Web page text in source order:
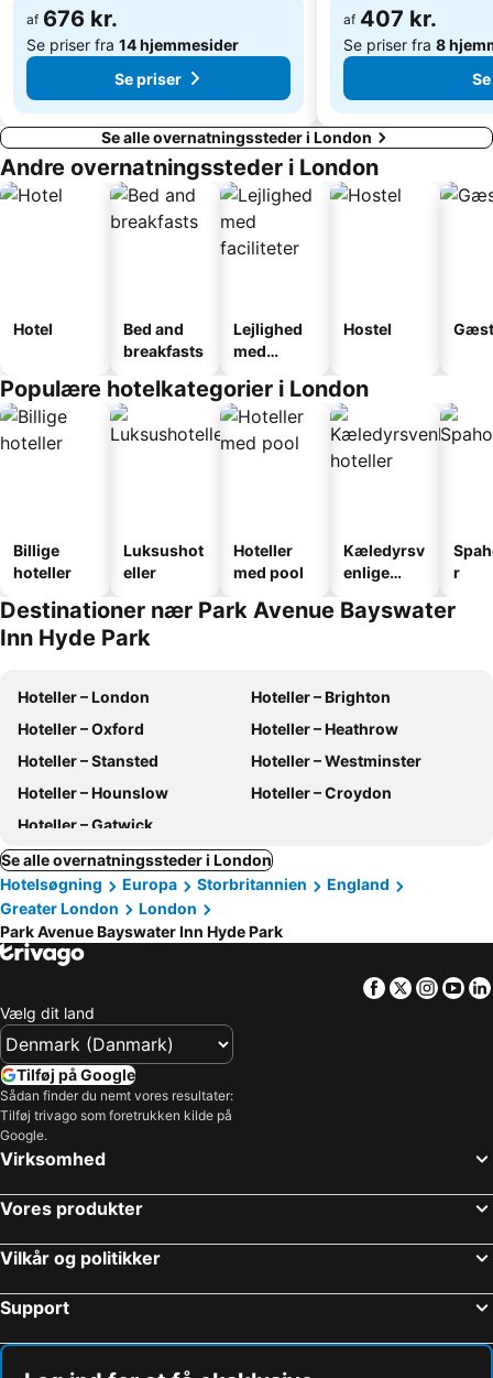
af 676 kr.
Se priser fra 14 hjemmesider
Se priser
af 407 kr.
Se priser fra 8
Se alle overnatningssteder i London
Andre overnatningssteder i London
Hotel
Bed and
breakfasts
Lejlighed
med
Hostel
Populære hotelkategorier i London
Billige
hoteller
Luksushot
eller
Hoteller
med pool
Kæledyrsv
enlige
r
Destinationer nær Park Avenue Bayswater
Inn Hyde Park
Hoteller – London
Hoteller – Brighton
Hoteller – Oxford
Hoteller – Heathrow
Hoteller – Stansted
Hoteller – Westminster
Hoteller – Hounslow
Hoteller – Croydon
Hoteller – Gatwick
Se alle overnatningssteder i London
Hotelsøgning
Europa Storbritannien
England
Greater London
London
Park Avenue Bayswater Inn Hyde Park
Facebook
Twitter
Vælg dit land
Tilføj på Google
Sådan finder du nemt vores resultater:
Tilføj trivago som foretrukken kilde på
Google.
Virksomhed
Vores produkter
Vilkår og politikker
Support